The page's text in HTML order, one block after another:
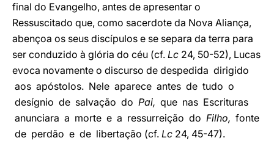
final do Evangelho, antes de apresentar o
Ressuscitado que, como sacerdote da Nova Aliança,
abençoa os seus discípulos e se separa da terra para
ser conduzido à glória do céu (cf. Lc 24, 50-52), Lucas
evoca novamente o discurso de despedida dirigido
aos apóstolos. Nele aparece antes de tudo o
desígnio de salvação do Pai, que nas Escrituras
anunciara a morte e a ressurreição do Filho, fonte
de perdão e de libertação (cf. Lc 24, 45-47).